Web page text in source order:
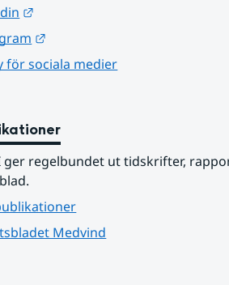
för sociala medier
ger regelbundet ut tidskrifter,
Medvind